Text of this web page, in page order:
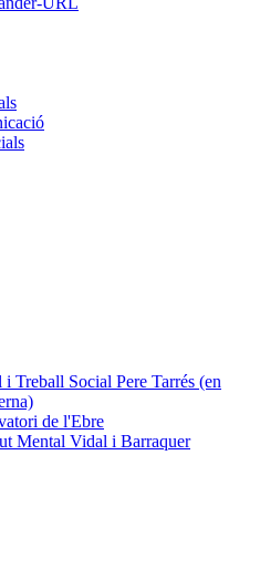
Treball Social Pere Tarrés (en
de l'Ebre
Mental Vidal i Barraquer